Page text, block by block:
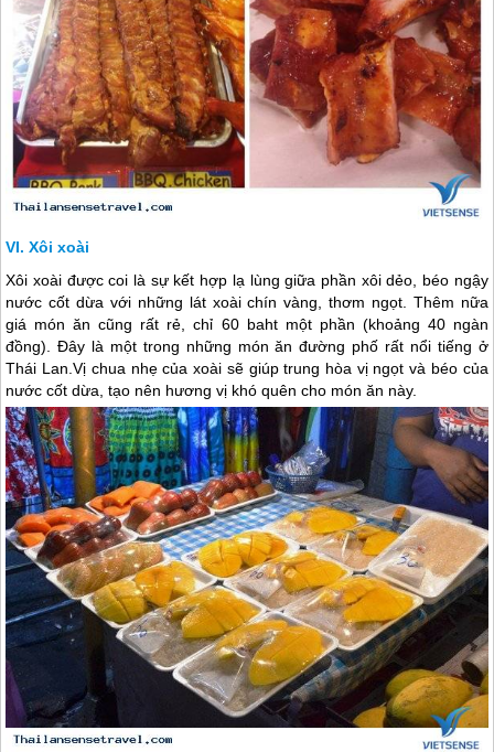
Xôi xoài
Xôi xoài được coi là sự kết hợp lạ lùng giữa phần xôi dẻo, béo ngậy
nước cốt dừa với những lát xoài chín vàng, thơm ngọt. Thêm nữa
giá món ăn cũng rất rẻ, chỉ 60 baht một phần (khoảng 40 ngàn
đồng). Đây là một trong những món ăn đường phố rất nổi tiếng ở
Thái Lan .Vị chua nhẹ của xoài sẽ giúp trung hòa vị ngọt và béo của
nước cốt dừa, tạo nên hương vị khó quên cho món ăn này.